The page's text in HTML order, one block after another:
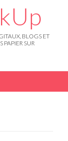
BLOGS ET
PAPIER SUR